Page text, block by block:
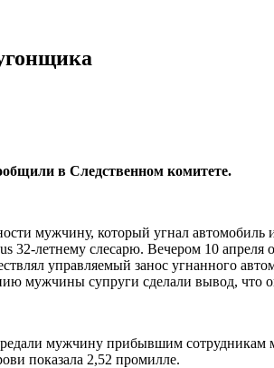
в Следственном комитете.
мужчину, который угнал
32-летнему слесарю. Вечером 10
управляемый занос угнанного
мужчины супруги сделали вывод, что
мужчину прибывшим
показала 2,52 промилле.